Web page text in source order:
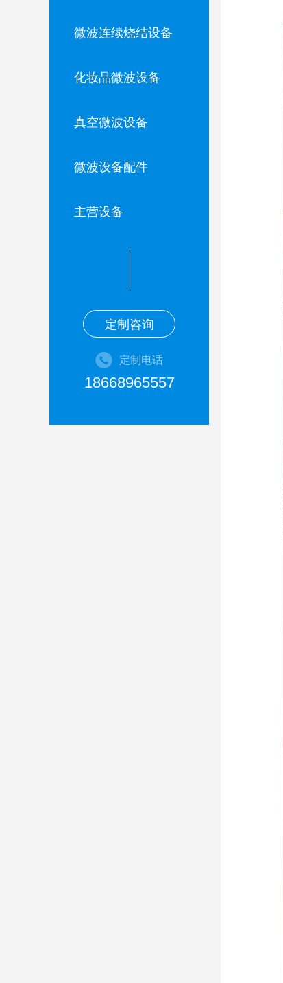
微波连续烧结设备
化妆品微波设备
真空微波设备
微波设备配件
主营设备
定制咨询
定制电话
18668965557